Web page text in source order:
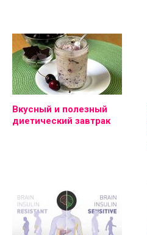
Вкусный и полезный
диетический завтрак